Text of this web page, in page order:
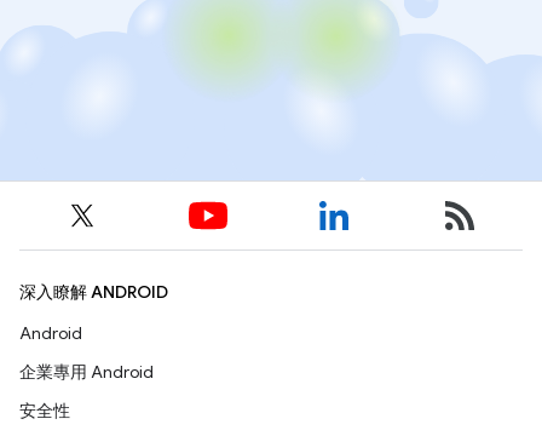
深入瞭解 ANDROID
Android
企業專用 Android
安全性